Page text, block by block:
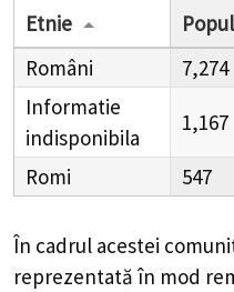
Etnie
Români
7,274
Informatie
indisponibila
1,167
Romi 547
În cadrul acestei
reprezentată în mod